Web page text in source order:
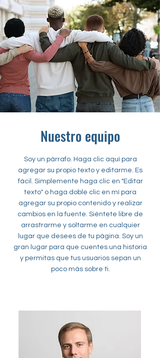
Nuestro equipo
Soy un párrafo. Haga clic aquí para
agregar su propio texto y editarme. Es
fácil. Simplemente haga clic en "Editar
texto" o haga doble clic en mí para
agregar su propio contenido y realizar
cambios en la fuente. Siéntete libre de
arrastrarme y soltarme en cualquier
lugar que desees de tu página. Soy un
gran lugar para que cuentes una historia
y permitas que tus usuarios sepan un
poco más sobre ti.